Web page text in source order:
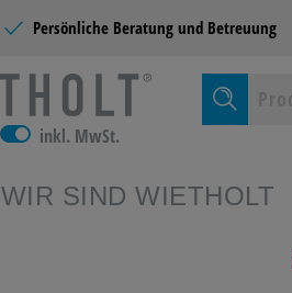
Persönliche Beratung und Betreuung
inkl. MwSt.
WIR SIND WIETHOLT